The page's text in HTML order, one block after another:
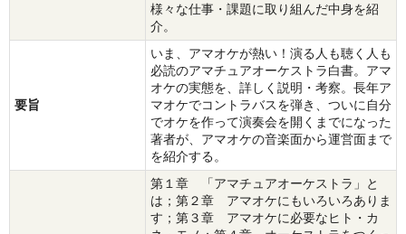
様々な仕事・課題に取り組んだ中身を紹
介。
要旨
いま、アマオケが熱い！演る人も聴く人も
必読のアマチュアオーケストラ白書。アマ
オケの実態を、詳しく説明・考察。長年ア
マオケでコントラバスを弾き、ついに自分
でオケを作って演奏会を開くまでになった
著者が、アマオケの音楽面から運営面まで
を紹介する。
第１章 「アマチュアオーケストラ」と
は；第２章 アマオケにもいろいろありま
す；第３章 アマオケに必要なヒト・カ